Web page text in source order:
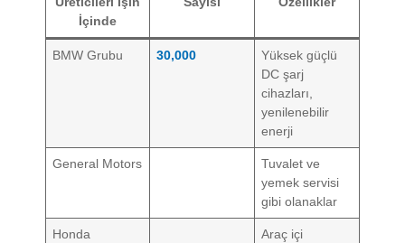
İçinde
BMW Grubu 30,000
Yüksek güçlü
DC şarj
cihazları,
yenilenebilir
enerji
General Motors
Tuvalet ve
yemek servisi
gibi olanaklar
Honda
Araç içi